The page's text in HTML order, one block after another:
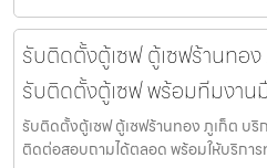
รับติดตั้งตู้เซฟ ตู้เซฟร้านทอ
รับติดตั้งตู้เซฟ พร้อมทีมงาน
รับติดตั้งตู้เซฟ ตู้เซฟร้านทอง ภูเก็ต บริ
ติดต่อสอบถามได้ตลอด พร้อมให้บริกา